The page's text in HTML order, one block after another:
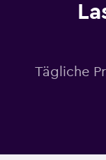
Tägliche